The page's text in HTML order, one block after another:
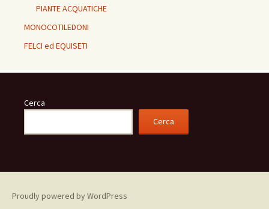
PIANTE ACQUATICHE
MONOCOTILEDONI
FELCI ed EQUISETI
Cerca
Cerca
Proudly powered by WordPress